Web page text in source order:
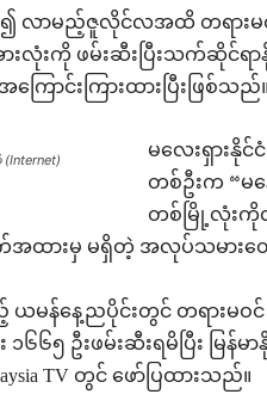
လာမည့်ဇူလိုင်လအထိ တရားမဝ
ားလုံးကို ဖမ်းဆီးပြီးသက်ဆို
ာင်းကြားထားပြီးဖြစ်သည်
မလေးရှား
တစ်ဦးက “မ
တစ်မြို့လုံးကို
ထားမှ မရှိတဲ့ အလုပ်သမားတွ
မန်နေ့ညပိုင်းတွင် တရားမဝ
၆၆၅ ဦးဖမ်းဆီးရမိပြီး မြန်
TV တွင် ဖော်ပြထားသည်။